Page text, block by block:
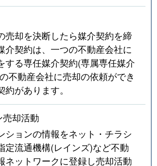
売却を決断したら媒介契約を締
介契約は、一つの不動産会社に
する専任媒介契約(専属専任媒介
不動産会社に売却の依頼ができ
があります。
却活動
ションの情報をネット・チラシ
定流通機構(レインズ)など不動
ネットワークに登録し売却活動